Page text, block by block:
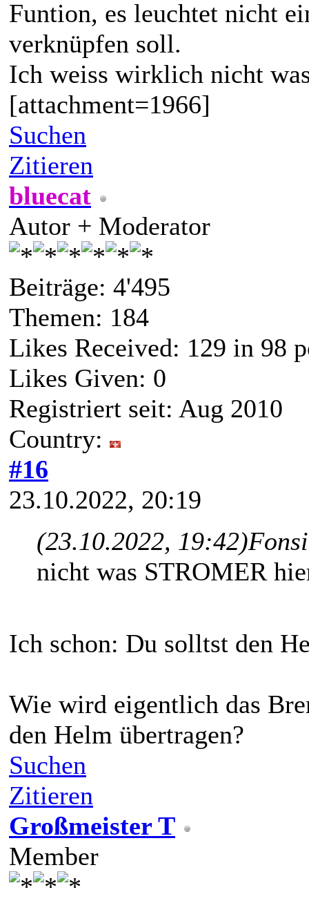
Funtion, es leuchtet nicht
verknüpfen soll.
Ich weiss wirklich nicht
[attachment=1966]
Suchen
Zitieren
bluecat
Autor + Moderator
Beiträge: 4'495
Themen: 184
Likes Received: 129 in 98
Likes Given: 0
Registriert seit: Aug 2010
Country:
#16
23.10.2022, 20:19
(23.10.2022, 19:42)
nicht was STROMER
Ich schon: Du solltst den
Wie wird eigentlich das
den Helm übertragen?
Suchen
Zitieren
Großmeister T
Member